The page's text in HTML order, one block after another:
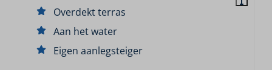
Overdekt terras
Aan het water
Eigen aanlegsteiger